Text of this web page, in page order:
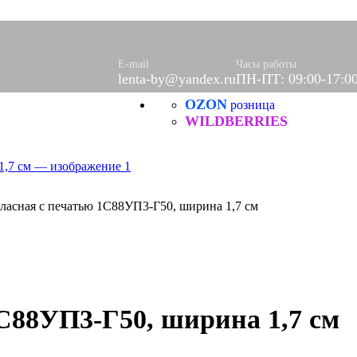
E-mail
lenta-by@yandex.ru
Часы работы
ПН-ПТ: 09:00-17:00
OZON розница
WILDBERRIES
с печатью 1С88УП3-Г50, ширина 1,7 см
Г50, ширина 1,7 см